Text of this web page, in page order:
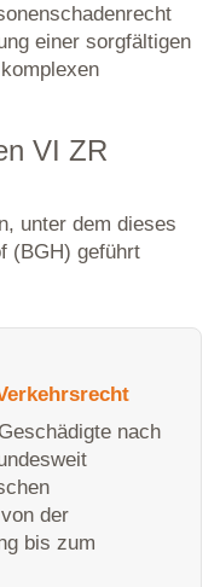
einer sorgfältigen
VI ZR
unter dem dieses
(BGH) geführt
nach
der
bis zum